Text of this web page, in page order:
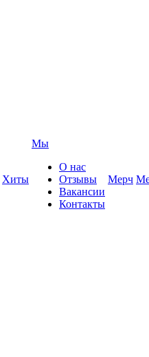
Хиты
Мы
О нас
Отзывы
Вакансии
Контакты
Мерч